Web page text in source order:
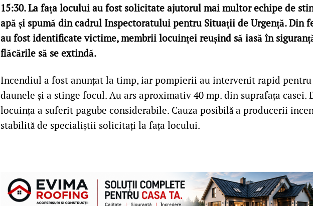
15:30. La fața locului au fost solicitate ajutorul mai multor echipe de
apă și spumă din cadrul Inspectoratului pentru Situații de Urgență. Din
au fost identificate victime, membrii locuinței reușind să iasă în
flăcările să se extindă.
Incendiul a fost anunțat la timp, iar pompierii au intervenit rapid
daunele și a stinge focul. Au ars aproximativ 40 mp. din suprafața casei.
locuința a suferit pagube considerabile. Cauza posibilă a producerii
stabilită de specialiștii solicitați la fața locului.